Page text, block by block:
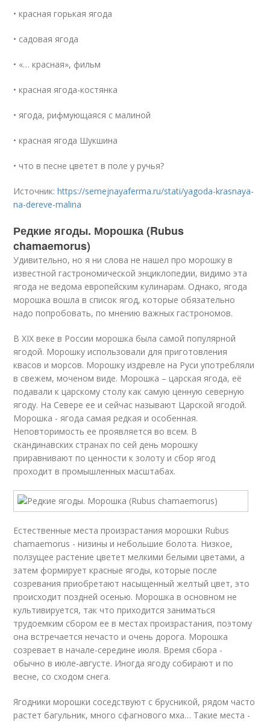
• красная горькая ягода
• садовая ягода
• «… красная», фильм
• красная ягода-костянка
• ягода, рифмующаяся с малиной
• красная ягода Шукшина
• что в песне цветет в поле у ручья?
Источник:https://semejnayaferma.ru/stati/yagoda-krasnaya-
na-dereve-malina
Редкие ягоды. Морошка (Rubus
chamaemorus)
Удивительно, но я ни слова не нашел про морошку в
известной гастрономической энциклопедии, видимо эта
ягода не ведома европейским кулинарам. Однако, ягода
морошка вошла в список ягод, которые обязательно
надо попробовать, по мнению важных гастрономов.
В XIX веке в России морошка была самой популярной
ягодой. Морошку использовали для приготовления
квасов и морсов. Морошку издревле на Руси употребляли
в свежем, моченом виде. Морошка – царская ягода, её
подавали к царскому столу как самую ценную северную
ягоду. На Севере ее и сейчас называют Царской ягодой.
Морошка - ягода самая редкая и особенная.
Неповторимость ее проявляется во всем. В
скандинавских странах по сей день морошку
приравнивают по ценности к золоту и сбор ягод
проходит в промышленных масштабах.
Естественные места произрастания морошки Rubus
chamaemorus - низины и небольшие болота. Низкое,
ползущее растение цветет мелкими белыми цветами, а
затем формирует красные ягоды, которые после
созревания приобретают насыщенный желтый цвет, это
происходит поздней осенью. Морошка в основном не
культивируется, так что приходится заниматься
трудоемким сбором ее в местах произрастания, поэтому
она встречается нечасто и очень дорога. Морошка
созревает в начале-середине июля. Время сбора -
обычно в июле-августе. Иногда ягоду собирают и по
весне, со сходом снега.
Ягодники морошки соседствуют с брусникой, рядом часто
растет багульник, много сфагнового мха… Такие места -